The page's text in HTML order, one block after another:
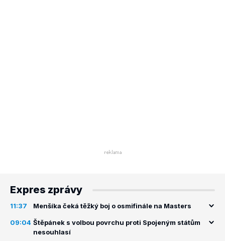
Expres zprávy
11:37 Menšíka čeká těžký boj o osmifinále na Masters
09:04 Štěpánek s volbou povrchu proti Spojeným státům
nesouhlasí